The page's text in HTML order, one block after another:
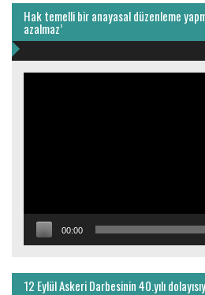
Hak temelli bir anayasal düzenleme
azalmaz’
00:00
12 Eylül Askeri Darbesinin 40.yılı